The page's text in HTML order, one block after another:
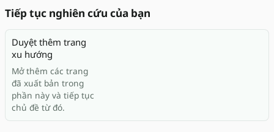
Tiếp tục nghiên cứu của bạn
Duyệt thêm trang
xu hướng
Mở thêm các trang
đã xuất bản trong
phần này và tiếp tục
chủ đề từ đó.